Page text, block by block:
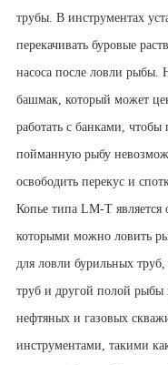
трубы. В инструментах
перекачивать буровые
насоса после ловли рыбы.
башмак, который может
работать с банками,
пойманную рыбу
освободить перекус и
Копье типа LM-T
которыми можно ловить
для ловли бурильных
труб и другой полой
нефтяных и газовых
инструментами, такими